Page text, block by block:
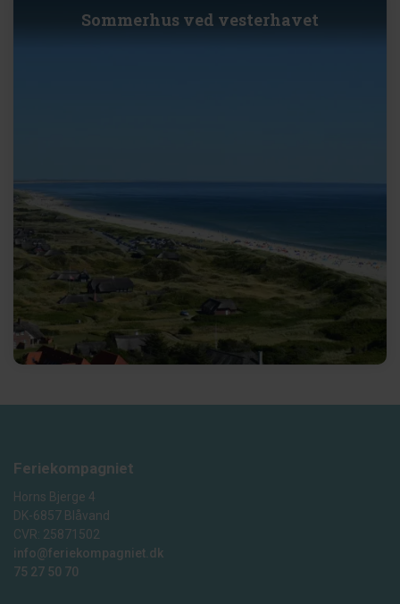
Sommerhus ved vesterhavet
Feriekompagniet
Horns Bjerge 4
DK-6857 Blåvand
CVR: 25871502
info@feriekompagniet.dk
75 27 50 70